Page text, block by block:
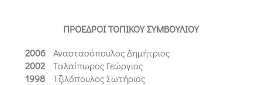
ΠΡΟΕΔΡΟΙ ΤΟΠΙΚΟΥ ΣΥΜΒΟΥΛΙΟΥ
2006
Αναστασόπουλος Δημήτριος
2002
Ταλαίπωρος Γεώργιος
1998
Τζιλόπουλος Σωτήριος